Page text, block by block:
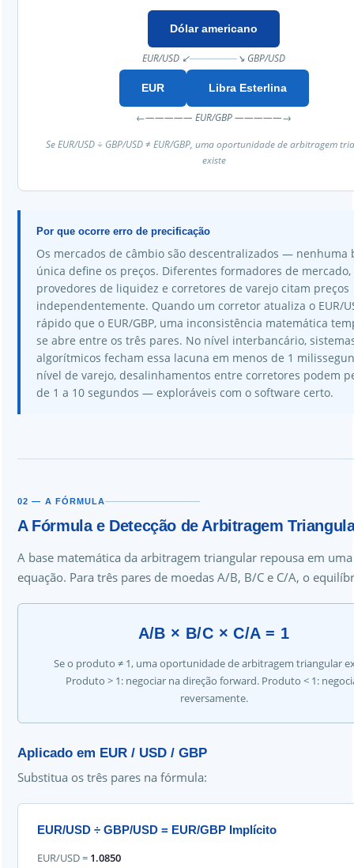
Dólar americano
EUR/USD ↙ ↘ GBP/USD
EUR Libra Esterlina
←————— EUR/GBP —————→
Se EUR/USD ÷ GBP/USD ≠ EUR/GBP, uma oportunidade de arbitragem
existe
Por que ocorre erro de precificação
Os mercados de câmbio são descentralizados — nenhuma
única define os preços. Diferentes formadores de mercado,
provedores de liquidez e corretores de varejo citam preços
independentemente. Quando um corretor atualiza o EUR/
rápido que o EUR/GBP, uma inconsistência matemática
se abre entre os três pares. No nível interbancário,
algorítmicos fecham essa lacuna em menos de 1
nível de varejo, desalinhamentos entre corretores podem
de 1 a 10 segundos — exploráveis com o software certo.
02 — A FÓRMULA
A Fórmula e Detecção de Arbitragem
A base matemática da arbitragem triangular repousa em
equação. Para três pares de moedas A/B, B/C e C/A, o
A/B × B/C × C/A = 1
Se o produto ≠ 1, uma oportunidade de arbitragem triangular
Produto > 1: negociar na direção forward. Produto < 1:
reversamente.
Aplicado em EUR / USD / GBP
Substitua os três pares na fórmula:
EUR/USD ÷ GBP/USD = EUR/GBP Implícito
EUR/USD = 1.0850